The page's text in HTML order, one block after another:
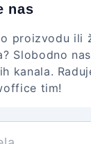
nas
proizvodu ili
Slobodno
kanala.
tim!